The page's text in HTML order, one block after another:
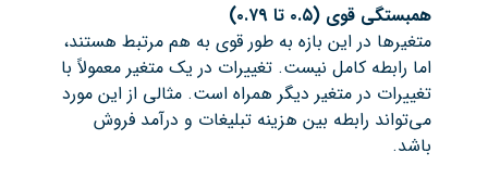
همبستگی قوی (۰.۵ تا ۰.۷۹)
متغیرها در این بازه به طور قوی به هم مرتبط هستند،
اما رابطه کامل نیست. تغییرات در یک متغیر معمولاً با
تغییرات در متغیر دیگر همراه است. مثالی از این مورد
می‌تواند رابطه بین هزینه تبلیغات و درآمد فروش
باشد.